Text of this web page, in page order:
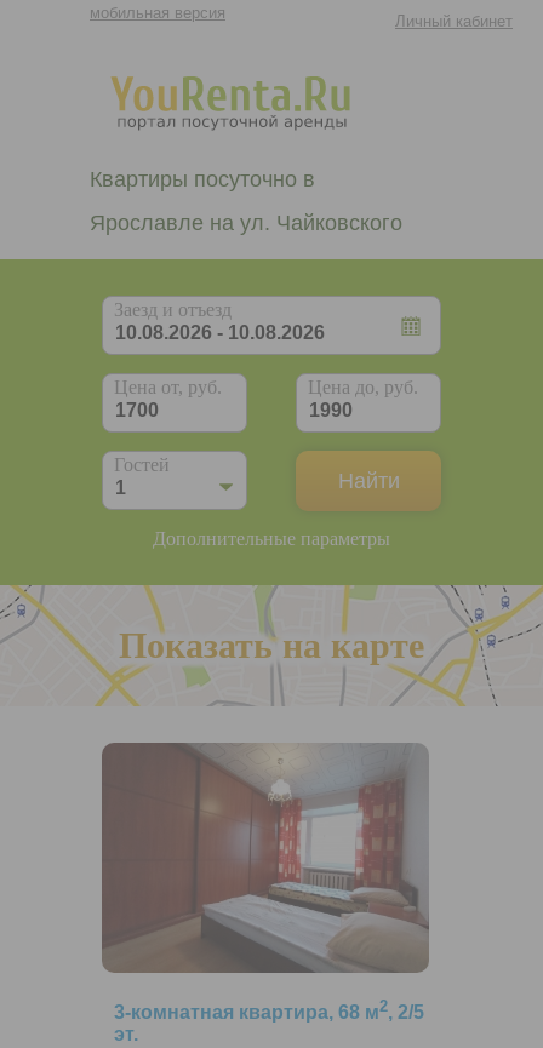
мобильная версия Личный кабинет
Квартиры посуточно в
Ярославле на ул. Чайковского
Заезд и отъезд
Цена от, руб. Цена до, руб.
Гостей
Дополнительные параметры
Показать на карте
3-комнатная квартира, 68 м2, 2/5
эт.